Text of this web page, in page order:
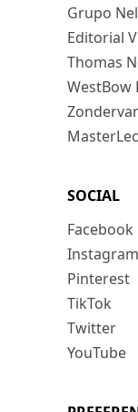
Grupo
Editorial
Thomas
WestBow
SOCIAL
Facebook
Instagram
Pinterest
TikTok
Twitter
YouTube